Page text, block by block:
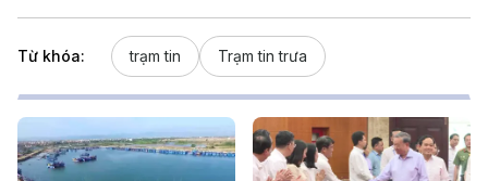
Từ khóa: trạm tin Trạm tin trưa